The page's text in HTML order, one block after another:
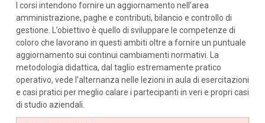
I corsi intendono fornire un aggiornamento nell’area
amministrazione, paghe e contributi, bilancio e controllo di
gestione. L’obiettivo è quello di sviluppare le competenze di
coloro che lavorano in questi ambiti oltre a fornire un puntuale
aggiornamento sui continui cambiamenti normativi. La
metodologia didattica, dal taglio estremamente pratico
operativo, vede l’alternanza nelle lezioni in aula di esercitazioni
e casi pratici per meglio calare i partecipanti in veri e propri casi
di studio aziendali.